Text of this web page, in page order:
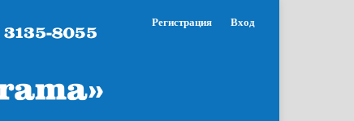
Регистрация Вход